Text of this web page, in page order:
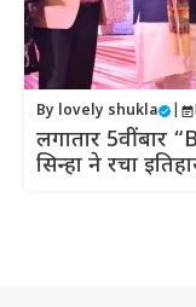
By lovely shukla
लगातार 5वीं बार
सिन्हा ने रचा